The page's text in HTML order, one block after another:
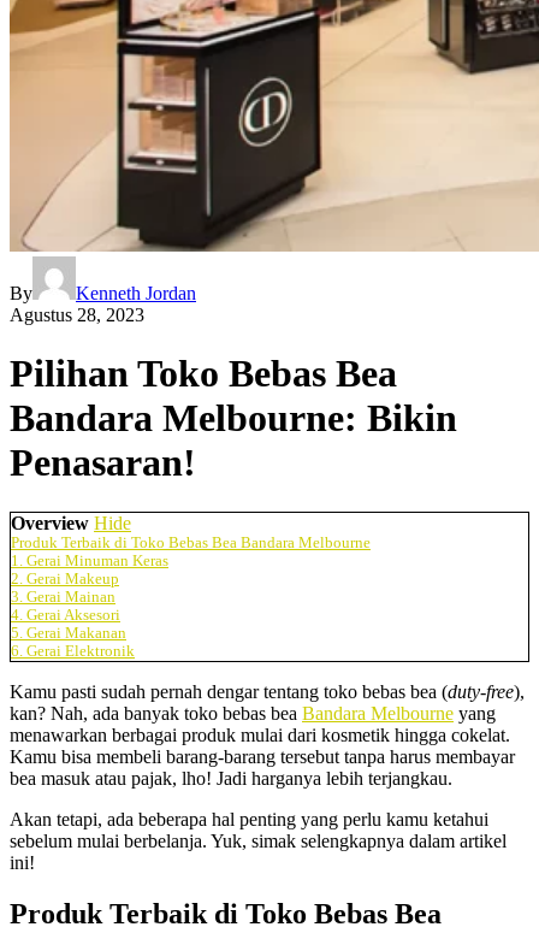
By
Kenneth Jordan
Agustus 28, 2023
Pilihan Toko Bebas Bea
Bandara Melbourne: Bikin
Penasaran!
Overview Hide
Produk Terbaik di Toko Bebas Bea Bandara Melbourne
1. Gerai Minuman Keras
2. Gerai Makeup
3. Gerai Mainan
4. Gerai Aksesori
5. Gerai Makanan
6. Gerai Elektronik
Kamu pasti sudah pernah dengar tentang toko bebas bea (duty-free),
kan? Nah, ada banyak toko bebas bea Bandara Melbourne yang
menawarkan berbagai produk mulai dari kosmetik hingga cokelat.
Kamu bisa membeli barang-barang tersebut tanpa harus membayar
bea masuk atau pajak, lho! Jadi harganya lebih terjangkau.
Akan tetapi, ada beberapa hal penting yang perlu kamu ketahui
sebelum mulai berbelanja. Yuk, simak selengkapnya dalam artikel
ini!
Produk Terbaik di Toko Bebas Bea